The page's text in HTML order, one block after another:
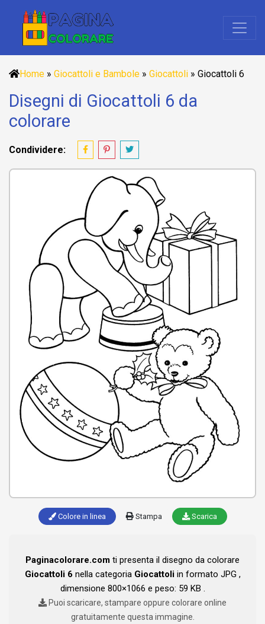
Home » Giocattoli e Bambole » Giocattoli » Giocattoli 6
Disegni di Giocattoli 6 da
colorare
Condividere:
Colore in linea Stampa Scarica
Paginacolorare.com ti presenta il disegno da colorare
Giocattoli 6 nella categoria Giocattoliin formato JPG ,
dimensione 800×1066 e peso: 59 KB .
Puoi scaricare, stampare oppure colorare online
gratuitamente questa immagine.